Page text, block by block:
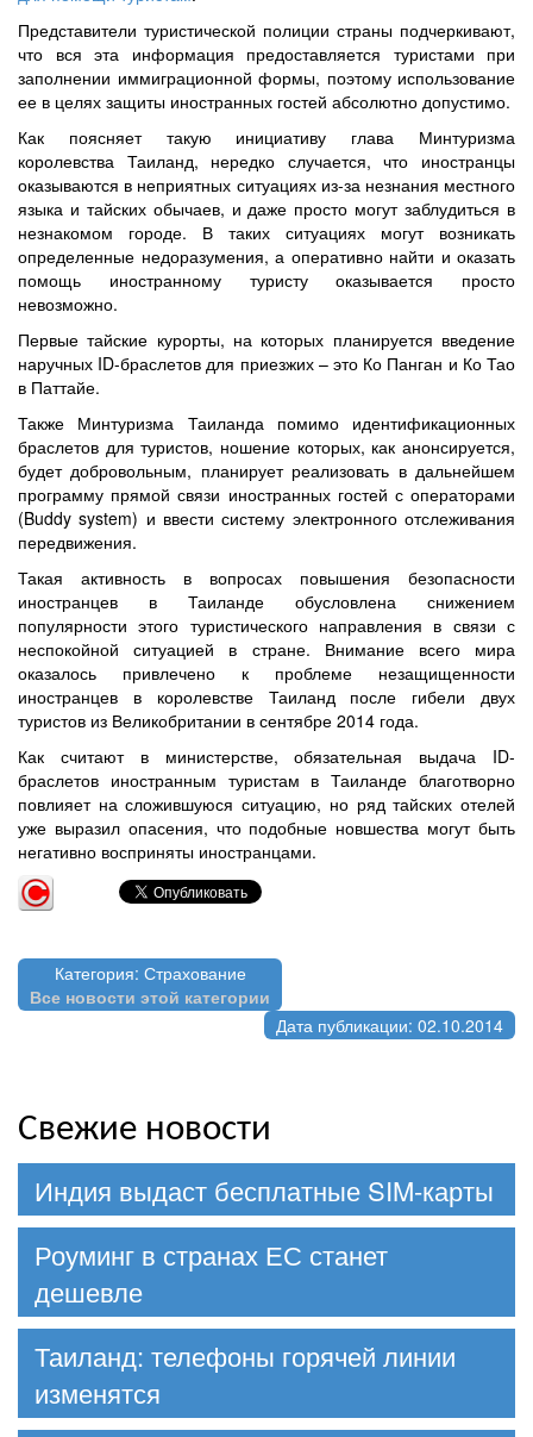
Представители туристической полиции страны подчеркивают,
что вся эта информация предоставляется туристами при
заполнении иммиграционной формы, поэтому использование
ее в целях защиты иностранных гостей абсолютно допустимо.
Как поясняет такую инициативу глава Минтуризма
королевства Таиланд, нередко случается, что иностранцы
оказываются в неприятных ситуациях из-за незнания местного
языка и тайских обычаев, и даже просто могут заблудиться в
незнакомом городе. В таких ситуациях могут возникать
определенные недоразумения, а оперативно найти и оказать
помощь иностранному туристу оказывается просто
невозможно.
Первые тайские курорты, на которых планируется введение
наручных ID-браслетов для приезжих – это Ко Панган и Ко Тао
в Паттайе.
Также Минтуризма Таиланда помимо идентификационных
браслетов для туристов, ношение которых, как анонсируется,
будет добровольным, планирует реализовать в дальнейшем
программу прямой связи иностранных гостей с операторами
(Buddy system) и ввести систему электронного отслеживания
передвижения.
Такая активность в вопросах повышения безопасности
иностранцев в Таиланде обусловлена снижением
популярности этого туристического направления в связи с
неспокойной ситуацией в стране. Внимание всего мира
оказалось привлечено к проблеме незащищенности
иностранцев в королевстве Таиланд после гибели двух
туристов из Великобритании в сентябре 2014 года.
Как считают в министерстве, обязательная выдача ID-
браслетов иностранным туристам в Таиланде благотворно
повлияет на сложившуюся ситуацию, но ряд тайских отелей
уже выразил опасения, что подобные новшества могут быть
негативно восприняты иностранцами.
Категория: Страхование
Все новости этой категории
Дата публикации: 02.10.2014
Свежие новости
Индия выдаст бесплатные SIM-карты
Роуминг в странах ЕС станет
дешевле
Таиланд: телефоны горячей линии
изменятся